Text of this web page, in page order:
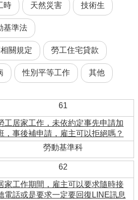
時 天然災害 技術生
基準法
關規定 勞工住宅貸款
性別平等工作 其他
61
工居家工作，未依約定事先申請加
，事後補申請，雇主可以拒絕嗎？
勞動基準科
62
家工作期間，雇主可以要求隨時接
電話或是要求一定要回復LINE訊息